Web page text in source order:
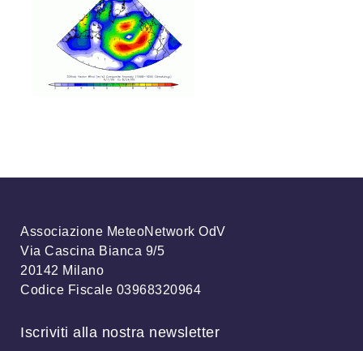
Associazione MeteoNetwork OdV
Via Cascina Bianca 9/5
20142 Milano
Codice Fiscale 03968320964
Iscriviti alla nostra newsletter